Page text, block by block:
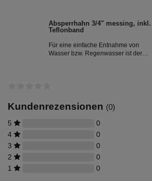
Montage an der Regenwassertonne.
Das Teflonband dichtete das Gewinde
des Auslaufhahn ab.
Absperrhahn 3/4" messing, inkl.
Teflonband
Für eine einfache Entnahme von
Wasser bzw. Regenwasser ist der
Lieferumfang enthalten.
Kundenrezensionen (0)
5
0
4
0
3
0
2
0
1
0